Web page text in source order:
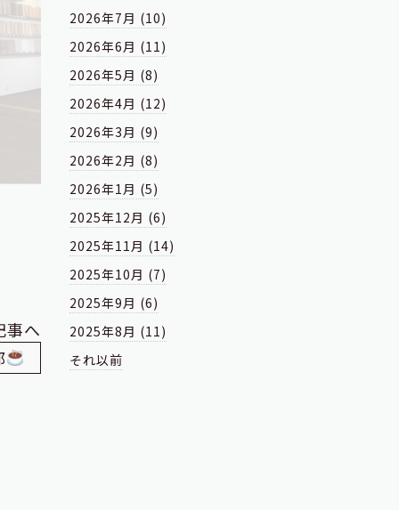
事へ
2026年7月 (10)
2026年6月 (11)
2026年5月 (8)
2026年4月 (12)
2026年3月 (9)
2026年2月 (8)
2026年1月 (5)
2025年12月 (6)
2025年11月 (14)
2025年10月 (7)
2025年9月 (6)
2025年8月 (11)
それ以前